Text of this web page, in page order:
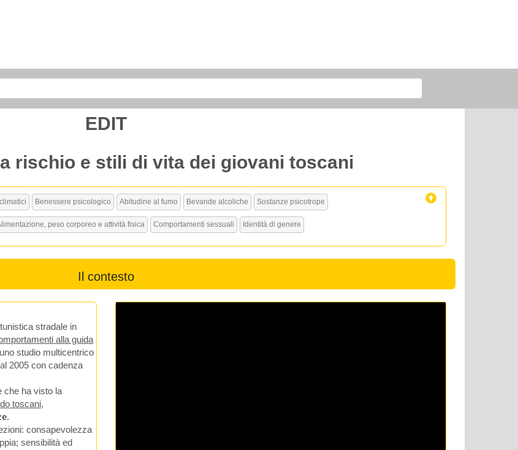
EDIT
rischio e stili di vita dei giovani toscani
Benessere psicologico Abitudine al fumo Bevande alcoliche Sostanze psicotrope
peso corporeo e attività fisica Comportamenti sessuali Identità di genere
Il contesto
stradale in
alla guida
studio multicentrico
2005 con cadenza
che ha visto la
toscani,
.
consapevolezza
sensibilità ed